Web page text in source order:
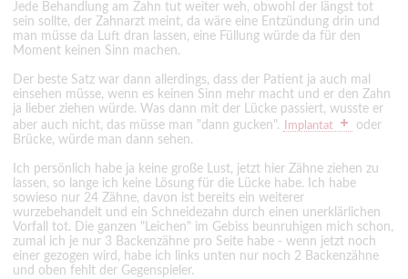
Jede Behandlung am Zahn tut weiter weh, obwohl der längst tot
sein sollte, der Zahnarzt meint, da wäre eine Entzündung drin und
man müsse da Luft dran lassen, eine Füllung würde da für den
Moment keinen Sinn machen.
Der beste Satz war dann allerdings, dass der Patient ja auch mal
einsehen müsse, wenn es keinen Sinn mehr macht und er den Zahn
ja lieber ziehen würde. Was dann mit der Lücke passiert, wusste er
aber auch nicht, das müsse man "dann gucken".
Implantat
oder
Brücke, würde man dann sehen.
Ich persönlich habe ja keine große Lust, jetzt hier Zähne ziehen zu
lassen, so lange ich keine Lösung für die Lücke habe. Ich habe
sowieso nur 24 Zähne, davon ist bereits ein weiterer
wurzebehandelt und ein Schneidezahn durch einen unerklärlichen
Vorfall tot. Die ganzen "Leichen" im Gebiss beunruhigen mich schon,
zumal ich je nur 3 Backenzähne pro Seite habe - wenn jetzt noch
einer gezogen wird, habe ich links unten nur noch 2 Backenzähne
und oben fehlt der Gegenspieler.